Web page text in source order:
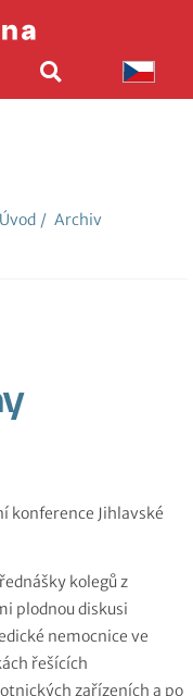
Úvod / Archiv
konference Jihlavské
kolegů z
plodnou diskusi
nemocnice ve
řešících
zařízeních a po